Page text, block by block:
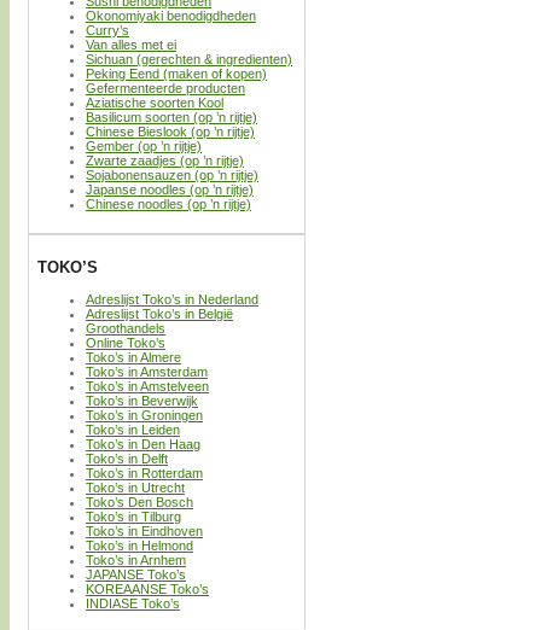
Okonomiyaki benodigdheden
Curry’s
Van alles met ei
Sichuan (gerechten & ingredienten)
Peking Eend (maken of kopen)
Gefermenteerde producten
Aziatische soorten Kool
Basilicum soorten (op ’n rijtje)
Chinese Bieslook (op ’n rijtje)
Gember (op ’n rijtje)
Zwarte zaadjes (op ’n rijtje)
Sojabonensauzen (op ’n rijtje)
Japanse noodles (op ’n rijtje)
Chinese noodles (op ’n rijtje)
TOKO’S
Adreslijst Toko’s in Nederland
Adreslijst Toko’s in België
Groothandels
Online Toko’s
Toko’s in Almere
Toko’s in Amsterdam
Toko’s in Amstelveen
Toko’s in Beverwijk
Toko’s in Groningen
Toko’s in Leiden
Toko’s in Den Haag
Toko’s in Delft
Toko’s in Rotterdam
Toko’s in Utrecht
Toko’s Den Bosch
Toko’s in Tilburg
Toko’s in Eindhoven
Toko’s in Helmond
Toko’s in Arnhem
JAPANSE Toko’s
KOREAANSE Toko’s
INDIASE Toko’s